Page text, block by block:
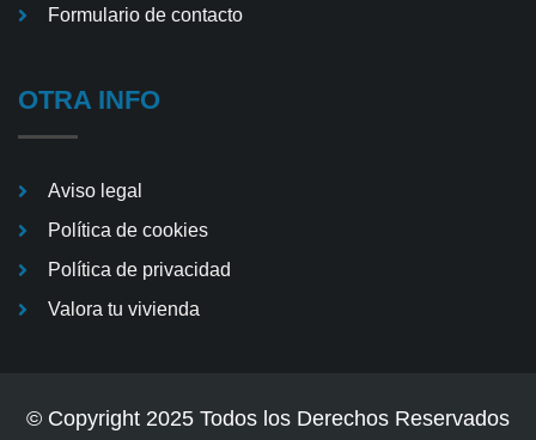
Formulario de contacto
OTRA INFO
Aviso legal
Política de cookies
Política de privacidad
Valora tu vivienda
© Copyright 2025 Todos los Derechos Reservados